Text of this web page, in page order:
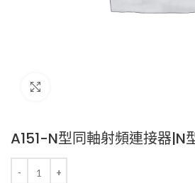
A151-N型同軸射頻連接器|N